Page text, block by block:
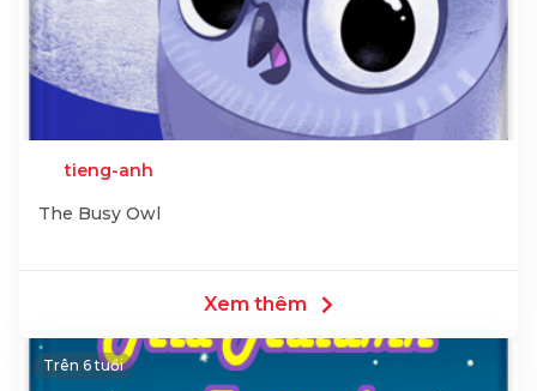
tieng-anh
The Busy Owl
Xem thêm
Trên 6 tuổi